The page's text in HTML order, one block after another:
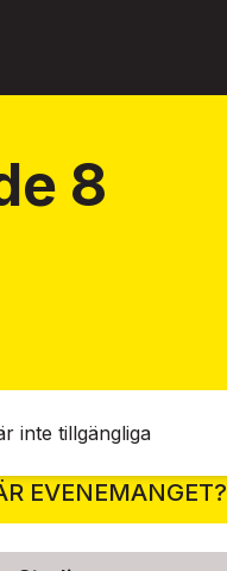
8
inte tillgängliga
EVENEMANGET?